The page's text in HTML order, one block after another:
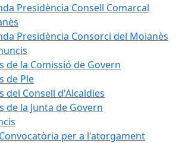
Presidència Consell Comarcal
Presidència Consorci del Moianès
de la Comissió de Govern
de Ple
del Consell d'Alcaldies
de la Junta de Govern
Convocatòria per a l'atorgament